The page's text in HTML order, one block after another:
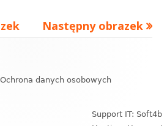
Następny obrazek
Ochrona danych osobowych
Support IT: Soft4b